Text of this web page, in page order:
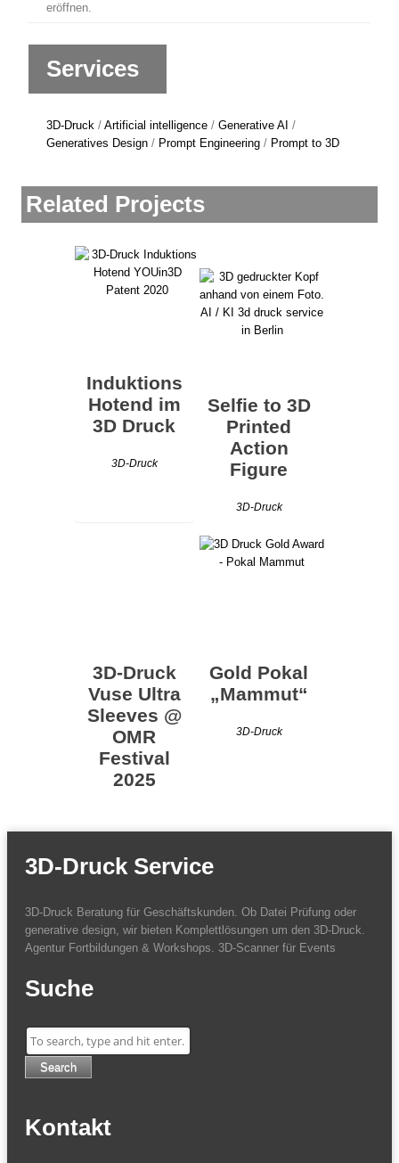
eröffnen.
Services
3D-Druck / Artificial intelligence / Generative AI /
Generatives Design / Prompt Engineering / Prompt to 3D
Related Projects
Induktions
Hotend im
3D Druck
3D-Druck
Selfie to 3D
Printed
Action
Figure
3D-Druck
3D-Druck
Vuse Ultra
Sleeves @
OMR
Festival
2025
Gold Pokal
„Mammut“
3D-Druck
3D-Druck Service
3D-Druck Beratung für Geschäftskunden. Ob Datei Prüfung oder
generative design, wir bieten Komplettlösungen um den 3D-Druck.
Agentur Fortbildungen & Workshops. 3D-Scanner für Events
Suche
Search
Kontakt